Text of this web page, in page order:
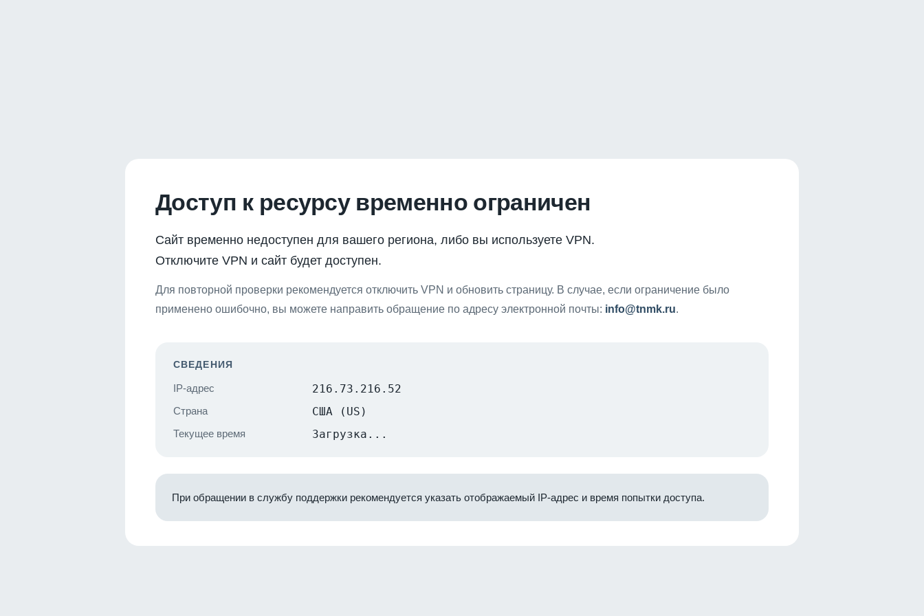
Доступ к ресурсу временно ограничен
Сайт временно недоступен для вашего региона, либо вы используете VPN.
Отключите VPN и сайт будет доступен.
Для повторной проверки рекомендуется отключить VPN и обновить страницу. В случае, если ограничение было
применено ошибочно, вы можете направить обращение по адресу электронной почты: info@tnmk.ru.
СВЕДЕНИЯ
IP-адрес 216.73.216.52
Страна США (US)
Текущее время Загрузка...
При обращении в службу поддержки рекомендуется указать отображаемый IP-адрес и время попытки доступа.